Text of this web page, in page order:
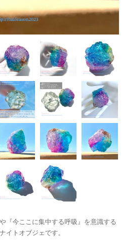
『今ここに集中する呼吸』を意識する
イトオブジェです。